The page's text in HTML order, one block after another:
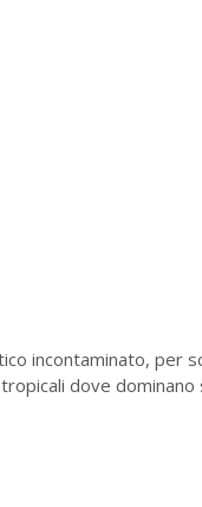
incontaminato, per
dove dominano